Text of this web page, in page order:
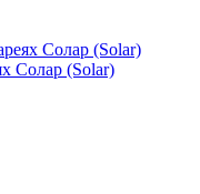
Солар (Solar)
Солар (Solar)